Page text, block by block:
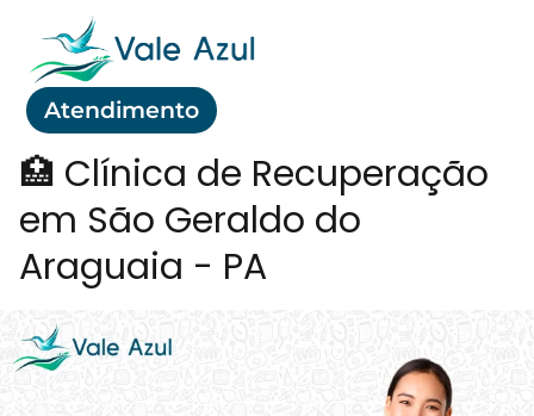
Atendimento
🏥 Clínica de Recuperação
em São Geraldo do
Araguaia - PA